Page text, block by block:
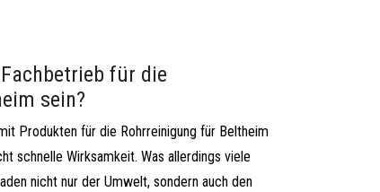
für die
sein?
Produkten für die Rohrreinigung für Beltheim
schnelle Wirksamkeit. Was allerdings viele
nicht nur der Umwelt, sondern auch den